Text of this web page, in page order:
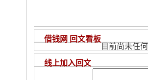
借钱网 回文看板
目前尚未任
线上加入回文